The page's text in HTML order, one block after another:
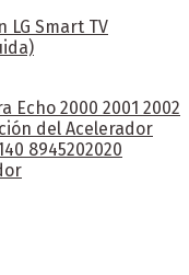
LG Smart TV
Echo 2000 2001 2002
del Acelerador
8945202020